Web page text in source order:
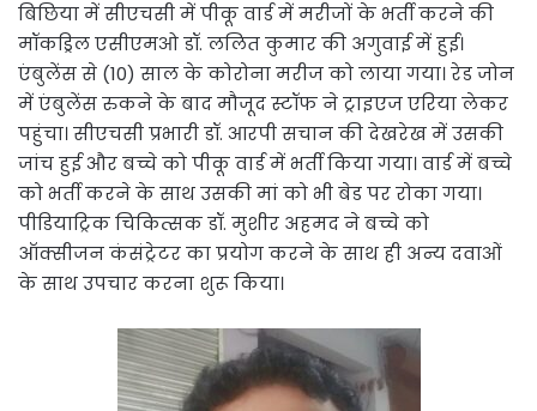
बिछिया में सीएचसी में पीकू वार्ड में मरीजों के भर्ती करने की
मॉकड्रिल एसीएमओ डॉ. ललित कुमार की अगुवाई में हुई।
एंबुलेंस से (10) साल के कोरोना मरीज को लाया गया। रेड जोन
में एंबुलेंस रुकने के बाद मौजूद स्टॉफ ने ट्राइएज एरिया लेकर
पहुंचा। सीएचसी प्रभारी डॉ. आरपी सचान की देखरेख में उसकी
जांच हुई और बच्चे को पीकू वार्ड में भर्ती किया गया। वार्ड में बच्चे
को भर्ती करने के साथ उसकी मां को भी बेड पर रोका गया।
पीडियाट्रिक चिकित्सक डॉ. मुशीर अहमद ने बच्चे को
ऑक्सीजन कंसंट्रेटर का प्रयोग करने के साथ ही अन्य दवाओं
के साथ उपचार करना शुरू किया।